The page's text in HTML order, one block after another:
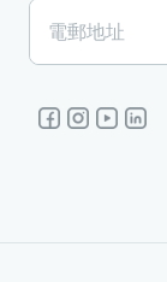
電郵地址